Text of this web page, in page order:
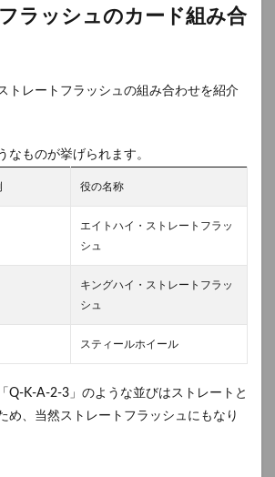
ラッシュのカード組み合
トレートフラッシュの組み合わせを紹介
なものが挙げられます。
役の名称
エイトハイ・ストレートフラッ
シュ
キングハイ・ストレートフラッ
シュ
スティールホイール
Q-K-A-2-3」のような並びはストレートと
め、当然ストレートフラッシュにもなり